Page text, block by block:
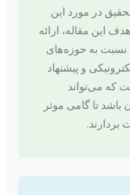
در مورد این
این مقاله، ارائه
نسبت به حوزه‌های
و پیشنهاد
است که می‌تواند
تا گامی موثر